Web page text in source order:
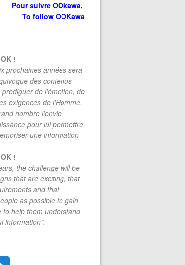
Pour suivre OOkawa,
To follow OOKawa
!
prochaines années sera
des contenus
de l'émotion, de
exigences de l'Homme,
nombre l'envie
pour lui permettre
une information
!
the challenge will be
that are exciting, that
and that
as possible to gain
to help them understand
information".